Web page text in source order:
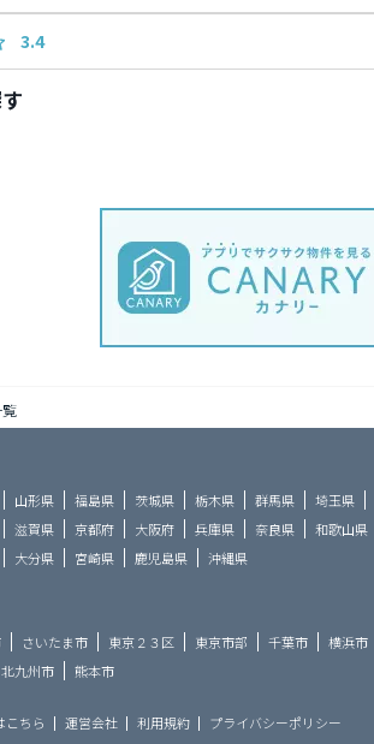
3.4
山形県 福島県 茨城県 栃木県 群馬県 埼玉県
滋賀県 京都府 大阪府 兵庫県 奈良県 和歌山県
大分県 宮崎県 鹿児島県 沖縄県
さいたま市 東京２３区 東京市部 千葉市 横浜市
北九州市 熊本市
こちら 運営会社 利用規約 プライバシーポリシー